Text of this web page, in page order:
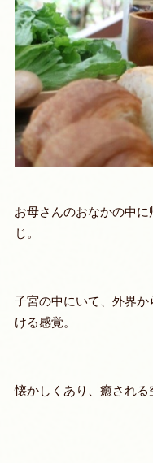
お母さんのおなかの中
じ。
子宮の中にいて、外界
ける感覚。
懐かしくあり、癒される